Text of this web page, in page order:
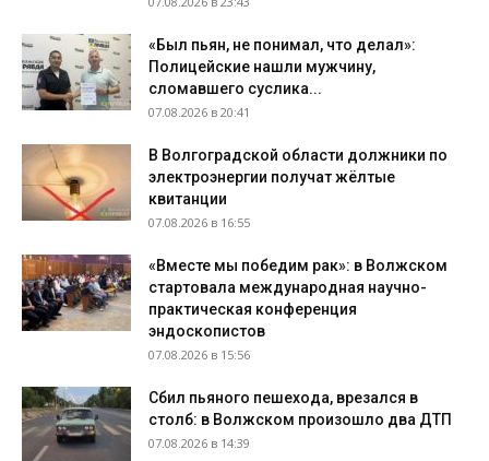
«Был пьян, не понимал, что делал»:
Полицейские нашли мужчину,
сломавшего суслика...
07.08.2026 в 20:41
В Волгоградской области должники по
электроэнергии получат жёлтые
квитанции
07.08.2026 в 16:55
«Вместе мы победим рак»: в Волжском
стартовала международная научно-
практическая конференция
эндоскопистов
07.08.2026 в 15:56
Сбил пьяного пешехода, врезался в
столб: в Волжском произошло два ДТП
07.08.2026 в 14:39